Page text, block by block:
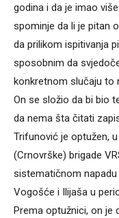
godina i da je imao
spominje da li je pitan
da prilikom ispitivanja
sposobnim da
konkretnom slučaju to
On se složio da bi bio
da nema šta čitati
Trifunović je optužen,
(Crnovrške) brigade
sistematičnom
Vogošće i Ilijaša u
Prema optužnici, on je